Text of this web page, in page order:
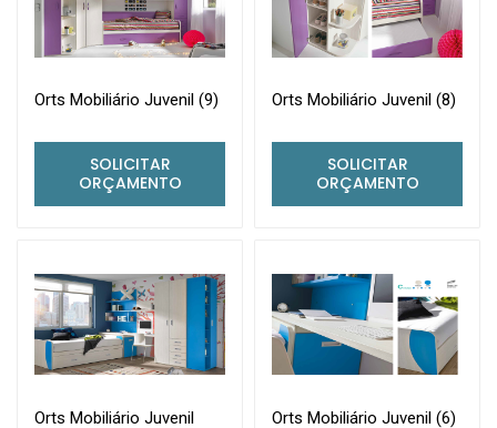
Orts Mobiliário Juvenil (9)
SOLICITAR
ORÇAMENTO
Orts Mobiliário Juvenil (8)
SOLICITAR
ORÇAMENTO
Orts Mobiliário Juvenil Orts Mobiliário Juvenil (6)